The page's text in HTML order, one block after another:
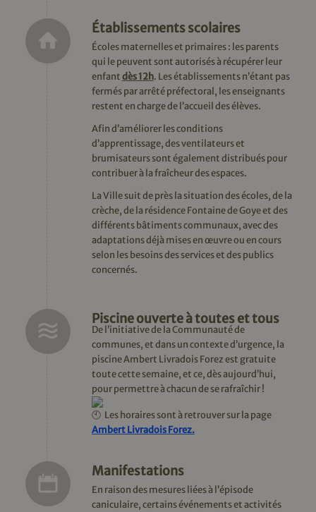
Établissements scolaires
Écoles maternelles et primaires : les parents
qui le peuvent sont autorisés à récupérer leur
enfantdès 12h. Les établissements n’étant pas
fermés par arrêté préfectoral, les enseignants
restent en charge de l’accueil des élèves.
Afin d’améliorer les conditions
d’apprentissage, des ventilateurs et
brumisateurs sont également distribués pour
contribuer à la fraîcheur des espaces.
La Ville suit de près la situation des écoles, de la
crèche, de la résidence Fontaine de Goye et des
différents bâtiments communaux, avec des
adaptations déjà mises en œuvre ou en cours
selon les besoins des services et des publics
concernés.
Piscine ouverte à toutes et tous
De l’initiative de la Communauté de
communes, et dans un contexte d’urgence, la
piscine Ambert Livradois Forez est gratuite
toute cette semaine, et ce, dès aujourd’hui,
pour permettre à chacun de se rafraîchir !
Les horaires sont à retrouver sur la page
Ambert Livradois Forez.
Manifestations
En raison des mesures liées à l’épisode
caniculaire, certains événements et activités